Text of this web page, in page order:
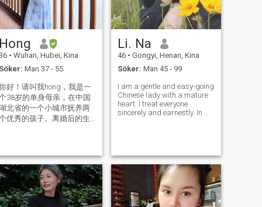
Hong
• Wuhan, Hubei, Kina
Söker: Man 37 - 55
好！请叫我hong，我是一
38岁的单身母亲，在中国
北省的一个小城市抚养两
优秀的孩子。离婚后的生
是一名美甲师，在空闲时
，我喜欢锻炼。瑜伽、远
和跑步是我最喜欢的运
。周末，我会和朋友们一
探索新的咖啡馆，和孩子
Li. Na
46 • Gongyi, Henan, Kina
Söker: Man 45 - 99
I am a gentle and easy-going
Chinese lady with a mature
heart. I treat everyone
sincerely and earnestly. In my
cherish true fate. What